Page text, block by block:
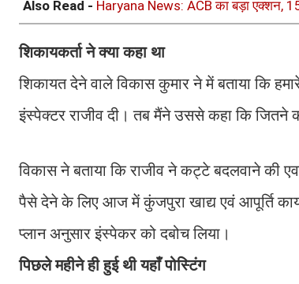
Also Read - Haryana News: ACB का बड़ा एक्शन,
शिकायकर्ता ने क्या कहा था
शिकायत देने वाले विकास कुमार ने में बताया कि
इंस्पेक्टर राजीव दी। तब मैंने उससे कहा कि जितने
विकास ने बताया कि राजीव ने कट्टे बदलवाने की
पैसे देने के लिए आज में कुंजपुरा खाद्य एवं आपूर्ति
प्लान अनुसार इंस्पेकर को दबोच लिया।
पिछले महीने ही हुई थी यहाँ पोस्टिंग